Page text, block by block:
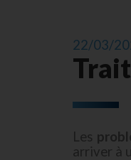
22/03/
Les
arriver à